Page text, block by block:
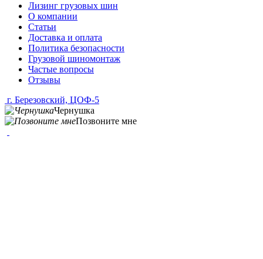
Лизинг грузовых шин
О компании
Статьи
Доставка и оплата
Политика безопасности
Грузовой шиномонтаж
Частые вопросы
Отзывы
г. Березовский, ЦОФ-5
Чернушка
Позвоните мне